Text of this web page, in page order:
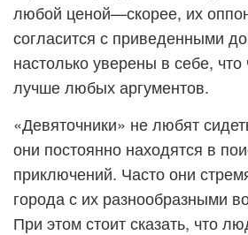
любой ценой—скорее, их
согласится с приведенными
настолько уверены в себе, что
лучше любых аргументов.
«Девяточники» не любят
они постоянно находятся в
приключений. Часто они
города с их разнообразными
При этом стоит сказать, что